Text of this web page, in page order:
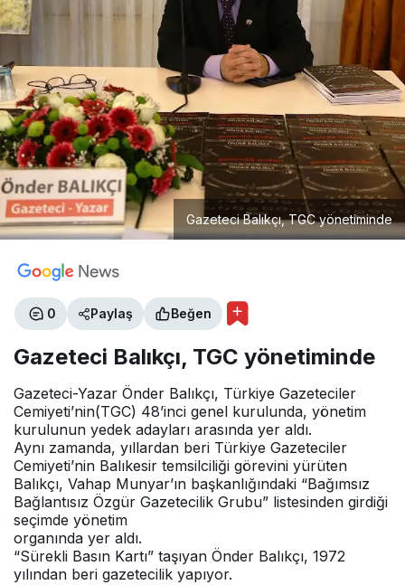
Gazeteci Balıkçı, TGC yönetiminde
0 Paylaş Beğen
Gazeteci Balıkçı, TGC yönetiminde
Gazeteci-Yazar Önder Balıkçı, Türkiye Gazeteciler
Cemiyeti’nin(TGC) 48’inci genel kurulunda, yönetim
kurulunun yedek adayları arasında yer aldı.
Aynı zamanda, yıllardan beri Türkiye Gazeteciler
Cemiyeti’nin Balıkesir temsilciliği görevini yürüten
Balıkçı, Vahap Munyar’ın başkanlığındaki “Bağımsız
Bağlantısız Özgür Gazetecilik Grubu” listesinden girdiği
seçimde yönetim
organında yer aldı.
“Sürekli Basın Kartı” taşıyan Önder Balıkçı, 1972
yılından beri gazetecilik yapıyor.